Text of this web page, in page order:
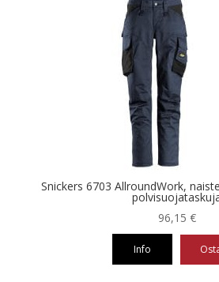
Snickers 6703 AllroundWork,
96,15 €
Info